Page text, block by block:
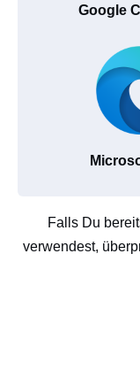
Google
Falls Du
verwendest,